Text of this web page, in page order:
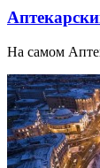
На самом